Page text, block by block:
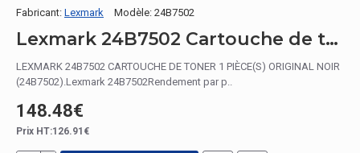
Fabricant: Lexmark Modèle: 24B7502
Lexmark 24B7502 Cartouche de toner 1 pièce(s) Original Noir
LEXMARK 24B7502 CARTOUCHE DE TONER 1 PIÈCE(S) ORIGINAL NOIR
(24B7502).Lexmark 24B7502Rendement par p..
148.48€
Prix HT:126.91€